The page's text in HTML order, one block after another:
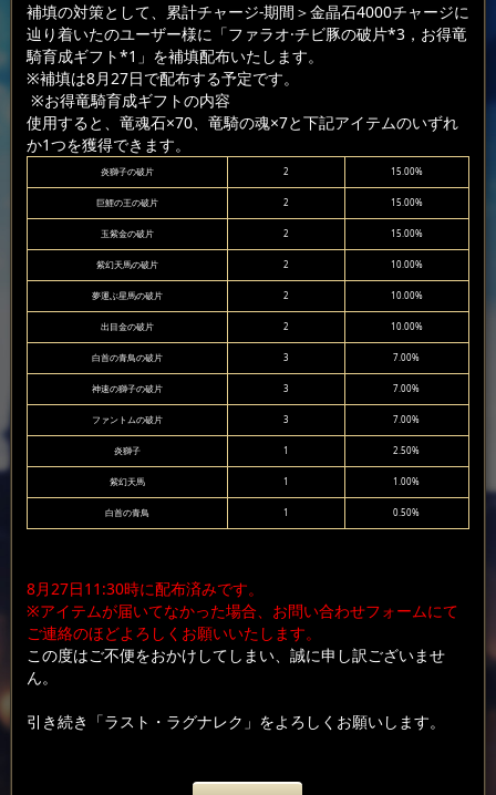
補填の対策として、累計チャージ-期間＞金晶石4000チャージに
辿り着いたのユーザー様に「ファラオ·チビ豚の破片*3，お得竜
騎育成ギフト*1」を補填配布いたします。
※補填は8月27日で配布する予定です。
※お得竜騎育成ギフトの内容
使用すると、竜魂石×70、竜騎の魂×7と下記アイテムのいずれ
か1つを獲得できます。
炎獅子の破片 2 15.00%
巨鯉の王の破片 2 15.00%
玉紫金の破片 2 15.00%
紫幻天馬の破片 2 10.00%
夢運ぶ星馬の破片 2 10.00%
出目金の破片 2 10.00%
白首の青鳥の破片 3 7.00%
神速の獅子の破片 3 7.00%
ファントムの破片 3 7.00%
炎獅子 1 2.50%
紫幻天馬 1 1.00%
白首の青鳥 1 0.50%
8月27日11:30時に配布済みです。
※アイテムが届いてなかった場合、お問い合わせフォームにて
ご連絡のほどよろしくお願いいたします。
この度はご不便をおかけしてしまい、誠に申し訳ございませ
ん。
引き続き「ラスト・ラグナレク」をよろしくお願いします。